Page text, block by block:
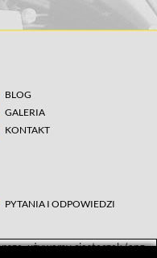
BLOG
GALERIA
KONTAKT
PYTANIA I ODPOWIEDZI
używamy ciasteczek (ang.